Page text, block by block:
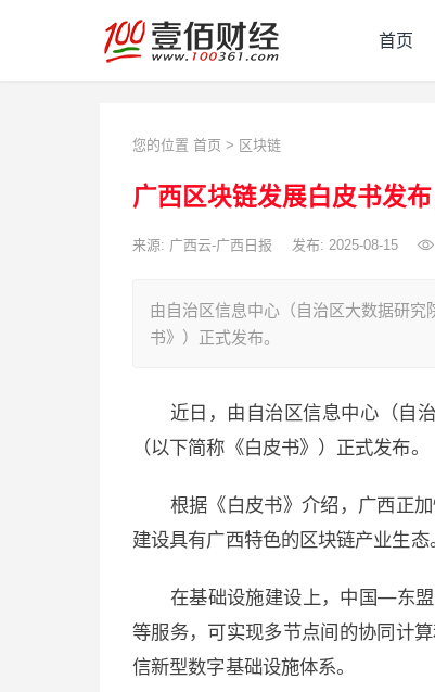
首页
您的位置 首页 > 区块链
广西区块链发展白皮书发
来源: 广西云-广西日报 发布: 2025-08-15
由自治区信息中心（自治区大数据研
书》）正式发布。
近日，由自治区信息中心（自
（以下简称《白皮书》）正式发布。
根据《白皮书》介绍，广西正
建设具有广西特色的区块链产业生态
在基础设施建设上，中国—东
等服务，可实现多节点间的协同计
信新型数字基础设施体系。